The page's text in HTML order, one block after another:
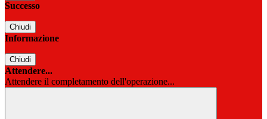
Successo
Chiudi
Informazione
Chiudi
Attendere...
Attendere il completamento dell'operazione...